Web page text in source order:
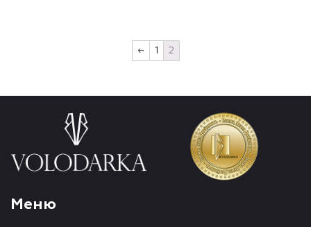
← 1 2
Меню